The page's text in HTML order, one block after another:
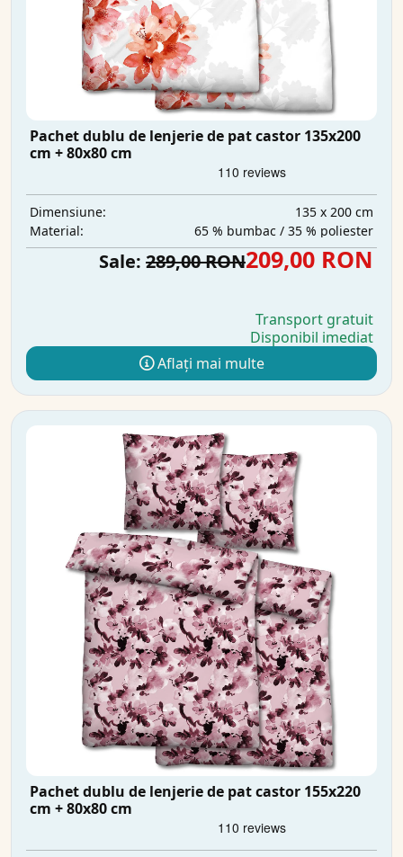
Pachet dublu de lenjerie de pat castor 135x200
cm + 80x80 cm
Dimensiune:
135 x 200 cm
Material:
65 % bumbac / 35 % poliester
Sale: 289,00 RON209,00 RON
Transport gratuit
Disponibil imediat
Aflați mai multe
Pachet dublu de lenjerie de pat castor 155x220
cm + 80x80 cm